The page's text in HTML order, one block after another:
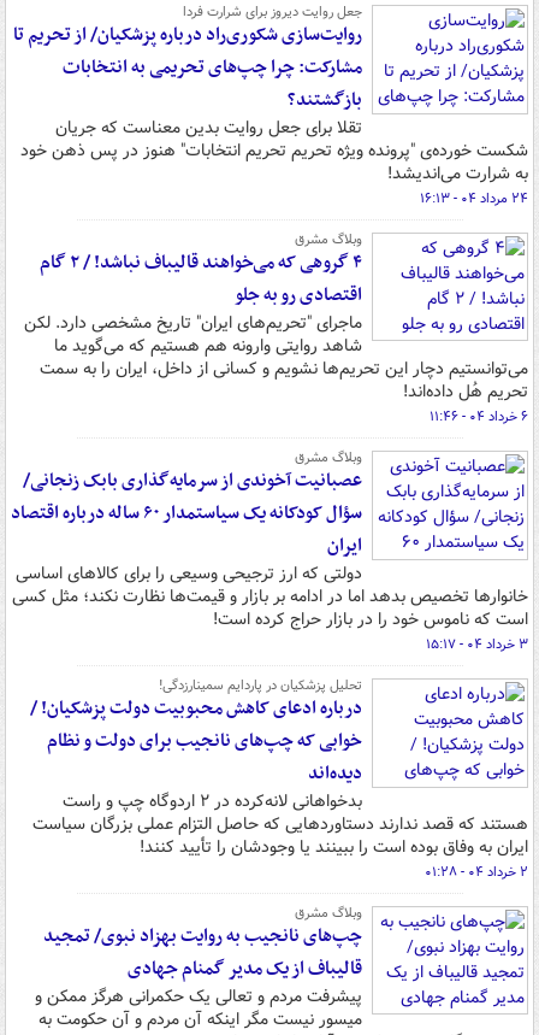
جعل روایت دیروز برای شرارت فردا
روایت‌سازی شکوری‌راد درباره پزشکیان/ از تحریم تا
مشارکت: چرا چپ‌های تحریمی به انتخابات
بازگشتند؟
تقلا برای جعل روایت بدین معناست که جریان
شکست خورده‌ی "پرونده ویژه تحریم تحریم انتخابات" هنوز در پس ذهن خود
به شرارت می‌اندیشد!
۲۴ مرداد ۰۴ - ۱۶:۱۳
وبلاگ مشرق
۴ گروهی که می‌خواهند قالیباف نباشد! / ۲ گام
اقتصادی رو به جلو
ماجرای "تحریم‌های ایران" تاریخ مشخصی دارد. لکن
شاهد روایتی وارونه هم هستیم که می‌گوید ما
می‌توانستیم دچار این تحریم‌ها نشویم و کسانی از داخل، ایران را به سمت
تحریم هُل داده‌اند!
۶ خرداد ۰۴ - ۱۱:۴۶
وبلاگ مشرق
عصبانیت آخوندی از سرمایه‌گذاری بابک زنجانی/
سؤال کودکانه یک سیاستمدار ۶۰ ساله درباره اقتصاد
ایران
دولتی که ارز ترجیحی وسیعی را برای کالاهای اساسی
خانوارها تخصیص بدهد اما در ادامه بر بازار و قیمت‌ها نظارت نکند؛ مثل کسی
است که ناموس خود را در بازار حراج کرده است!
۳ خرداد ۰۴ - ۱۵:۱۷
تحلیل پزشکیان در پاردایم سمینارزدگی!
درباره ادعای کاهش محبوبیت دولت پزشکیان! /
خوابی که چپ‌های نانجیب برای دولت و نظام
دیده‌اند
بدخواهانی لانه‌کرده در ۲ اردوگاه چپ و راست
هستند که قصد ندارند دستاوردهایی که حاصل التزام عملی بزرگان سیاست
ایران به وفاق بوده است را ببینند یا وجودشان را تأیید کنند!
۲ خرداد ۰۴ - ۰۱:۲۸
وبلاگ مشرق
چپ‌های نانجیب به روایت بهزاد نبوی/ تمجید
قالیباف از یک مدیر گمنام جهادی
پیشرفت مردم و تعالی یک حکمرانی هرگز ممکن و
میسور نیست مگر اینکه آن مردم و آن حکومت به